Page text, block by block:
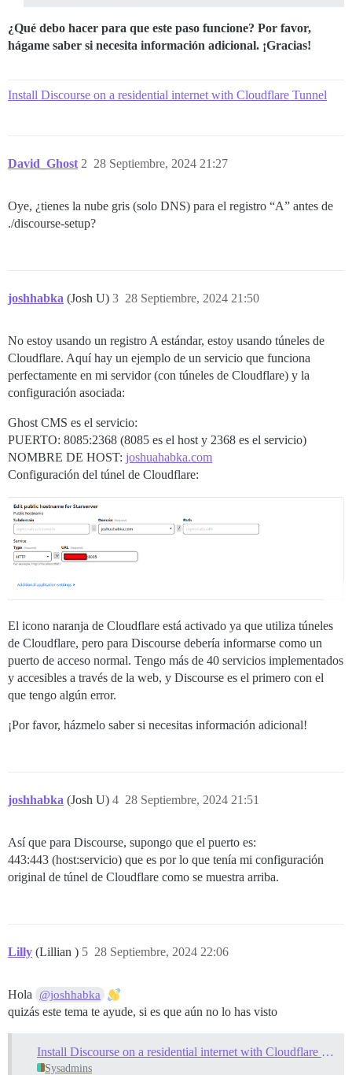
¿Qué debo hacer para que este paso funcione? Por favor,
hágame saber si necesita información adicional. ¡Gracias!
Install Discourse on a residential internet with Cloudflare Tunnel
David_Ghost 28 Septiembre, 2024 21:27
2
Oye, ¿tienes la nube gris (solo DNS) para el registro “A” antes de
./discourse-setup?
joshhabka (Josh U) 28 Septiembre, 2024 21:50
3
No estoy usando un registro A estándar, estoy usando túneles de
Cloudflare. Aquí hay un ejemplo de un servicio que funciona
perfectamente en mi servidor (con túneles de Cloudflare) y la
configuración asociada:
Ghost CMS es el servicio:
PUERTO: 8085:2368 (8085 es el host y 2368 es el servicio)
NOMBRE DE HOST: joshuahabka.com
Configuración del túnel de Cloudflare:
El icono naranja de Cloudflare está activado ya que utiliza túneles
de Cloudflare, pero para Discourse debería informarse como un
puerto de acceso normal. Tengo más de 40 servicios implementados
y accesibles a través de la web, y Discourse es el primero con el
que tengo algún error.
¡Por favor, házmelo saber si necesitas información adicional!
joshhabka (Josh U) 28 Septiembre, 2024 21:51
4
Así que para Discourse, supongo que el puerto es:
443:443 (host:servicio) que es por lo que tenía mi configuración
original de túnel de Cloudflare como se muestra arriba.
Lilly (Lillian ) 28 Septiembre, 2024 22:06
5
Hola @joshhabka
quizás este tema te ayude, si es que aún no lo has visto
Install Discourse on a residential internet with Cloudflare Tunnel
Sysadmins